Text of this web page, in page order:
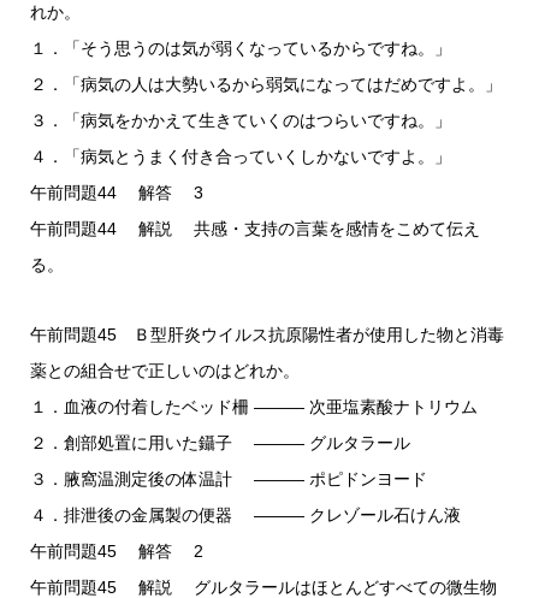
れか。
１．「そう思うのは気が弱くなっているからですね。」
２．「病気の人は大勢いるから弱気になってはだめですよ。」
３．「病気をかかえて生きていくのはつらいですね。」
４．「病気とうまく付き合っていくしかないですよ。」
午前問題44 解答 3
午前問題44 解説 共感・支持の言葉を感情をこめて伝え
る。
午前問題45 Ｂ型肝炎ウイルス抗原陽性者が使用した物と消毒
薬との組合せで正しいのはどれか。
１．血液の付着したベッド柵 ――― 次亜塩素酸ナトリウム
２．創部処置に用いた鑷子 ――― グルタラール
３．腋窩温測定後の体温計 ――― ポピドンヨード
４．排泄後の金属製の便器 ――― クレゾール石けん液
午前問題45 解答 2
午前問題45 解説 グルタラールはほとんどすべての微生物